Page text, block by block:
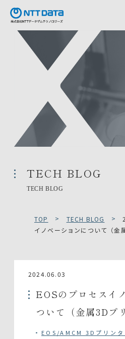
TECH BLOG
TECH BLOG
TOP TECH BLOG
イノベーションについて（金
2024.06.03
EOSのプロセスイ
ついて（金属3Dプ
EOS/AMCM 3Dプリンタ